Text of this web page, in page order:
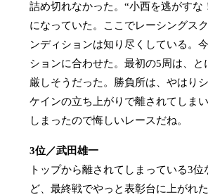
詰め切れなかった。“小西を逃がす
になっていた。ここでレーシングス
ンディションは知り尽くしている。
ションに合わせた。最初の5周は、
厳しそうだった。勝負所は、やはり
ケインの立ち上がりで離されてしま
しまったので悔しいレースだね。
3位／武田雄一
トップから離されてしまっている3
ど、最終戦でやっと表彰台に上がれ